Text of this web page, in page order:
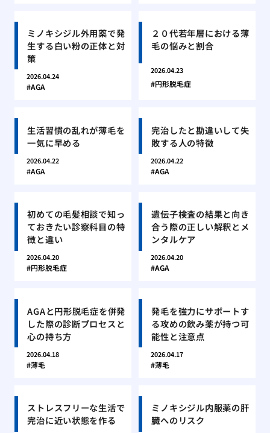
ミノキシジル外用薬で発
生する白い粉の正体と対
策
2026.04.24
AGA
２０代若年層における薄
毛の悩みと割合
2026.04.23
円形脱毛症
生活習慣の乱れが薄毛を
一気に早める
2026.04.22
AGA
完治したと勘違いして失
敗する人の特徴
2026.04.22
AGA
初めての毛髪相談で知っ
ておきたい診察科目の特
徴と違い
2026.04.20
円形脱毛症
遺伝子検査の結果と向き
合う際の正しい解釈とメ
ンタルケア
2026.04.20
AGA
AGAと円形脱毛症を併発
した際の診断プロセスと
心の持ち方
2026.04.18
薄毛
発毛を強力にサポートす
る攻めの飲み薬が持つ可
能性と注意点
2026.04.17
薄毛
ストレスフリーな生活で
完治に近い状態を作る
ミノキシジル内服薬の肝
臓へのリスク